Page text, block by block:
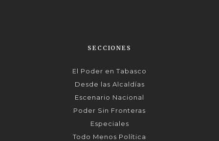
SECCIONES
El Poder en Tabasco
Desde las Alcaldías
Escenario Nacional
Poder Sin Fronteras
Especiales
Todo Menos Política